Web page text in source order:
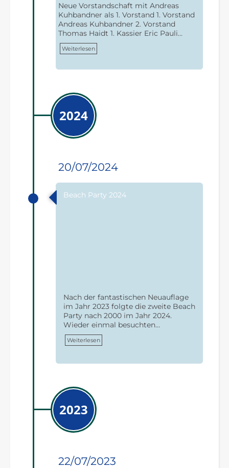
Neue Vorstandschaft mit Andreas
Kuhbandner als 1. Vorstand 1. Vorstand
Andreas Kuhbandner 2. Vorstand
Thomas Haidt 1. Kassier Eric Pauli…
Weiterlesen
2024
20/07/2024
Beach Party 2024
Nach der fantastischen Neuauflage
im Jahr 2023 folgte die zweite Beach
Party nach 2000 im Jahr 2024.
Wieder einmal besuchten…
Weiterlesen
2023
22/07/2023